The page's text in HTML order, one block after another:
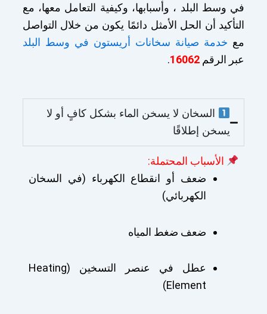
في وسط البلد ، وأسبابها، وكيفية التعامل معها، مع
التأكيد أن الحل الأمثل دائمًا يكون من خلال التواصل
مع خدمة صيانة سخانات أريستون في وسط البلد
عبر الرقم 16062
.
السخان لا يسخن الماء بشكل كافٍ أو لا
يسخن إطلاقًا
الأسباب المحتملة:
ضعف أو انقطاع الكهرباء (في السخان
الكهربائي)
ضعف ضغط المياه
عطل في عنصر التسخين (Heating
Element)